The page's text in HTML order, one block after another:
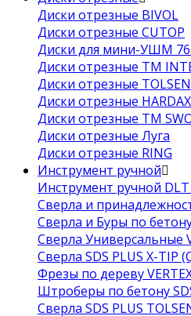
Диски отрезные BIVOL
Диски отрезные CUTOP
Диски для мини-УШМ
Диски отрезные ТМ
Диски отрезные TOLSEN
Диски отрезные HARDAX
Диски отрезные ТМ
Диски отрезные Луга
Диски отрезные RING
Инструмент ручной
Инструмент ручной
Сверла и
Сверла и Буры по
Сверла Универсальные
Сверла SDS PLUS X-TIP
Фрезы по дереву
Штроберы по бетону
Сверла SDS PLUS